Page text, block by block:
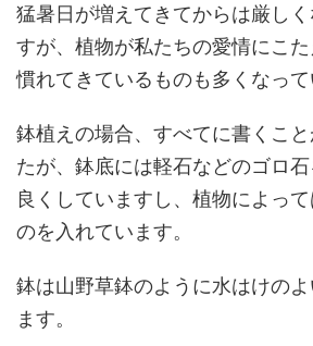
猛暑日が増えてきてからは厳し
すが、植物が私たちの愛情にこ
慣れてきているものも多くなって
鉢植えの場合、すべてに書くこ
たが、鉢底には軽石などのゴロ
良くしていますし、植物によっ
のを入れています。
鉢は山野草鉢のように水はけの
ます。